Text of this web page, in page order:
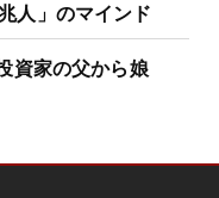
人」のマインド
資家の父から娘